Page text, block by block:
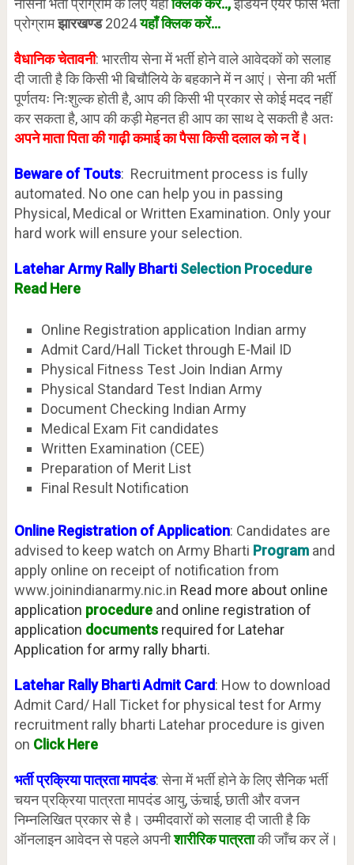
नौसेना भर्ती प्रोग्राम के लिए यहाँक्लिक करें..,इंडियन एयर फाॅर्स भर्ती
प्रोग्रामझारखण्ड2024यहाँ क्लिक करें…
वैधानिक चेतावनी: भारतीय सेना में भर्ती होने वाले आवेदकों को सलाह
दी जाती है कि किसी भी बिचौलिये के बहकाने में न आएं। सेना की भर्ती
पूर्णतयः निःशुल्क होती है, आप की किसी भी प्रकार से कोई मदद नहीं
कर सकता है, आप की कड़ी मेहनत ही आप का साथ दे सकती है अतः
अपने माता पिता की गाढ़ी कमाई का पैसा किसी दलाल को न दें।
Beware of Touts: Recruitment process is fully
automated. No one can help you in passing
Physical, Medical or Written Examination. Only your
hard work will ensure your selection.
Latehar Army Rally Bharti Selection Procedure
Read Here
Online Registration application Indian army
Admit Card/Hall Ticket through E-Mail ID
Physical Fitness Test Join Indian Army
Physical Standard Test Indian Army
Document Checking Indian Army
Medical Exam Fit candidates
Written Examination (CEE)
Preparation of Merit List
Final Result Notification
Online Registration of Application: Candidates are
advised to keep watch on Army Bharti Programand
apply online on receipt of notification from
www.joinindianarmy.nic.in Read more about online
application procedure and online registration of
application documentsrequired for Latehar
Application for army rally bharti.
Latehar Rally Bharti Admit Card: How to download
Admit Card/ Hall Ticket for physical test for Army
recruitment rally bharti Latehar procedure is given
on Click Here
भर्ती प्रक्रिया पात्रता मापदंड: सेना में भर्ती होने के लिए सैनिक भर्ती
चयन प्रक्रिया पात्रता मापदंड आयु, ऊंचाई, छाती और वजन
निम्नलिखित प्रकार से है। उम्मीदवारों को सलाह दी जाती है कि
ऑनलाइन आवेदन से पहले अपनीशारीरिक पात्रताकी जाँच कर लें।